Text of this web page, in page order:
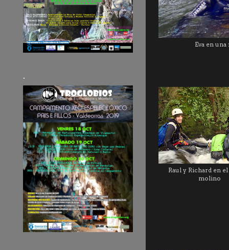
Eva en
Raul y Richard en
molino
.